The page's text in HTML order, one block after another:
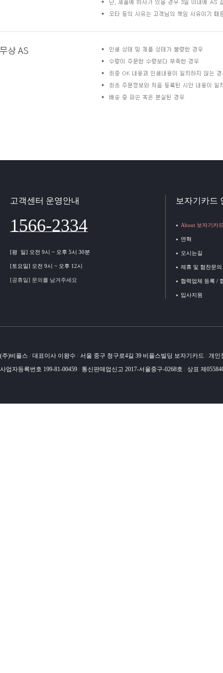
고객센터 운영안내
1566-2334
[평 일] 오전 9시 ~ 오후 5시 30분
[토요일] 오전 9시 ~ 오후 12시
[공휴일] 문의를 남겨주세요
보자기카드
About 보자기카
연혁
오시는길
제휴 및 협찬문의
협력업체 등록 /
입사지원
(주)비플스 / 대표이사 이왕수 / 서울 중구 청구로4길 39 비플스빌딩 보자기카드 / 개인
사업자등록번호 199-81-00459 / 통신판매업신고 2017-서울중구-0268호 / 상표 제